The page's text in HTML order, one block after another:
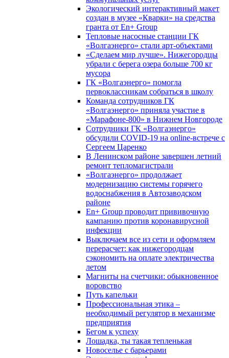
Экологический интерактивный макет
создан в музее «Кварки» на средства
гранта от En+ Group
Тепловые насосные станции ГК
«Волгаэнерго» стали арт-объектами
«Сделаем мир лучше». Нижегородцы
убрали с берега озера больше 700 кг
мусора
ГК «Волгаэнерго» помогла
первоклассникам собраться в школу
Команда сотрудников ГК
«Волгаэнерго» приняла участие в
«Марафоне-800» в Нижнем Новгороде
Сотрудники ГК «Волгаэнерго»
обсудили COVID-19 на online-встрече с
Сергеем Царенко
В Ленинском районе завершен летний
ремонт тепломагистрали
«Волгаэнерго» продолжает
модернизацию системы горячего
водоснабжения в Автозаводском
районе
En+ Group проводит прививочную
кампанию против коронавирусной
инфекции
Выключаем все из сети и оформляем
перерасчет: как нижегородцам
сэкономить на оплате электричества
летом
Магниты на счетчики: обыкновенное
воровство
Путь капельки
Профессиональная этика –
необходимый регулятор в механизме
предприятия
Бегом к успеху
Лошадка, ты такая тепленькая
Новоселье с барьерами